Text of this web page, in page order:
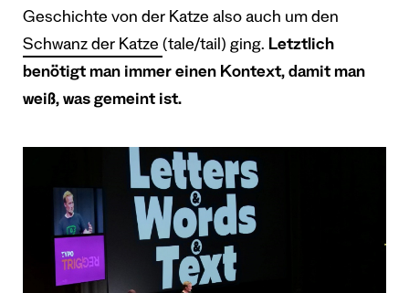
Geschichte von der Katze also auch um den
Schwanz der Katze (tale/tail) ging. Letztlich
benötigt man immer einen Kontext, damit man
weiß, was gemeint ist.